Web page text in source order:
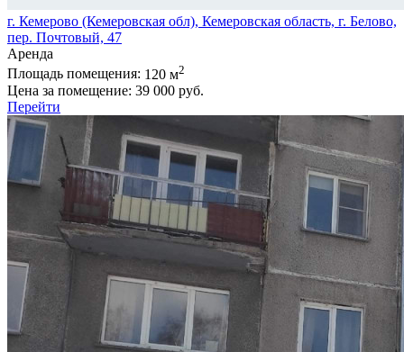
г. Кемерово (Кемеровская обл), Кемеровская область, г. Белово,
пер. Почтовый, 47
Аренда
Площадь помещения: 120 м2
Цена за помещение: 39 000 руб.
Перейти